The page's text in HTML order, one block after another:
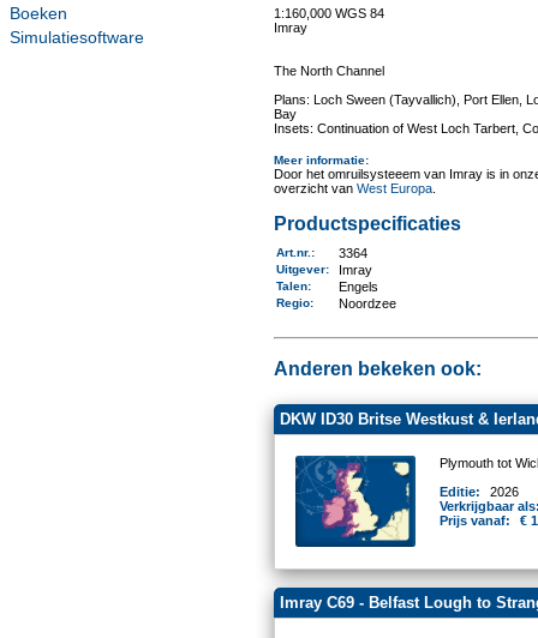
Boeken
Simulatiesoftware
1:160,000 WGS 84
Imray
The North Channel
Plans: Loch Sween (Tayvallich), Port Ellen,
Bay
Insets: Continuation of West Loch Tarbert,
Meer informatie:
Door het omruilsysteeem van Imray is in
overzicht van West Europa.
Productspecificaties
Art.nr. : 3364
Uitgever: Imray
Talen: Engels
Regio: Noordzee
Anderen bekeken ook:
DKW ID30 Britse Westkust &
Plymouth tot
Editie:
2026
Verkrijgbaar
Prijs vanaf:
€
Imray C69 - Belfast Lough to